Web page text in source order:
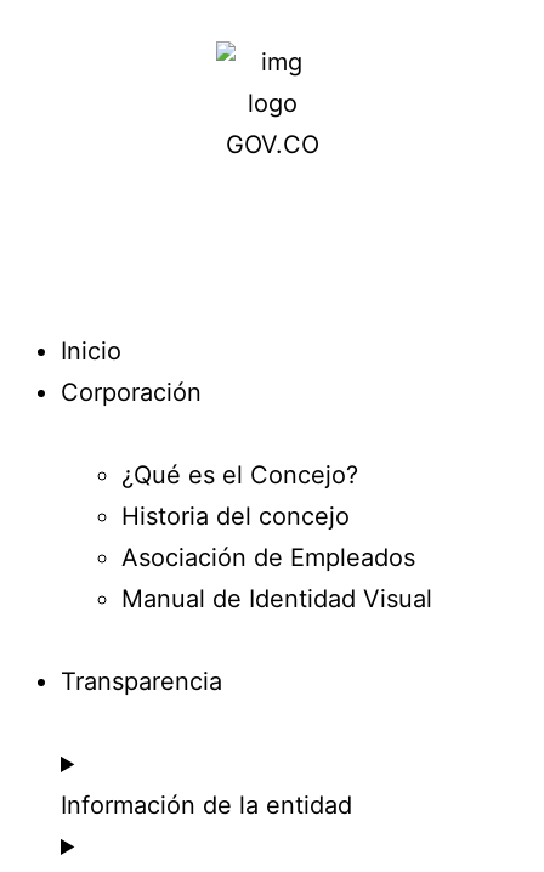
Inicio
Corporación
¿Qué es el Concejo?
Historia del concejo
Asociación de Empleados
Manual de Identidad Visual
Transparencia
Información de la entidad